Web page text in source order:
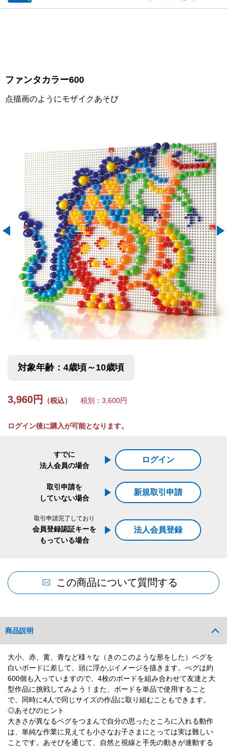
ファンタカラー600
点描画のようにモザイクあそび
対象年齢：4歳頃～10歳頃
3,960円 （税込） 税別：3,600円
ログイン後に購入が可能となります。
すでに
法人会員の場合
ログイン
取引申請を
していない場合
新規取引申請
取引申請完了しており
会員登録認証キーを
もっている場合
法人会員登録
この商品について質問する
商品説明
大小、赤、黄、青など様々な（きのこのような形をした）ペグを
白いボードに差して、頭に浮かぶイメージを描きます。ぺグは約
600個も入っていますので、4枚のボードを組み合わせて友達と大
型作品に挑戦してみよう！また、ボードを単品で使用すること
で、同時に4人で同じサイズの作品に取り組むこともできます。
◎あそびのヒント
大きさが異なるペグをつまんで自分の思ったところに入れる動作
は、単純な作業に見えても小さなお子さまにとっては実は難しい
ことです。あそびを通じて、自然と視線と手先の動きが連動する